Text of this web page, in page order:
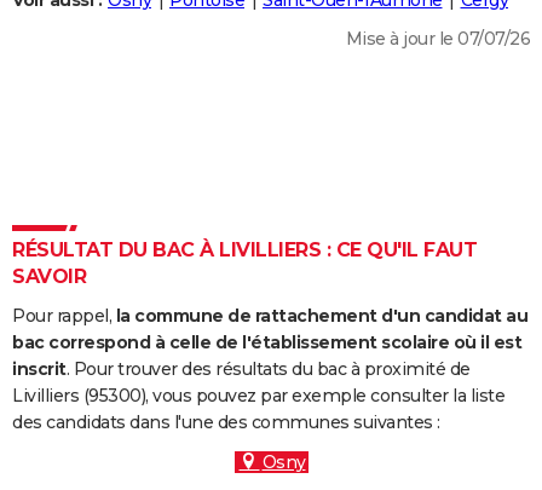
DICTIONNAIRE
Dictionnaire
Biographies
Citations
Expressions
Proverbes
PROGRAMME TV
COPAINS D'AVANT
S'inscrire
Se connecter
Lycées
Collèges
Primaires
Universités
Entreprises
Service militaire
Avis de recherche
AVIS DE DÉCÈS
FORUM
Mise à jour le 07/07/26
RÉSULTAT DU BAC À LIVILLIERS : CE QU'IL FAUT
SAVOIR
Pour rappel, la commune de rattachement d'un candidat au
bac correspond à celle de l'établissement scolaire où il est
inscrit. Pour trouver des résultats du bac à proximité de
Livilliers (95300), vous pouvez par exemple consulter la liste
des candidats dans l'une des communes suivantes :
Osny